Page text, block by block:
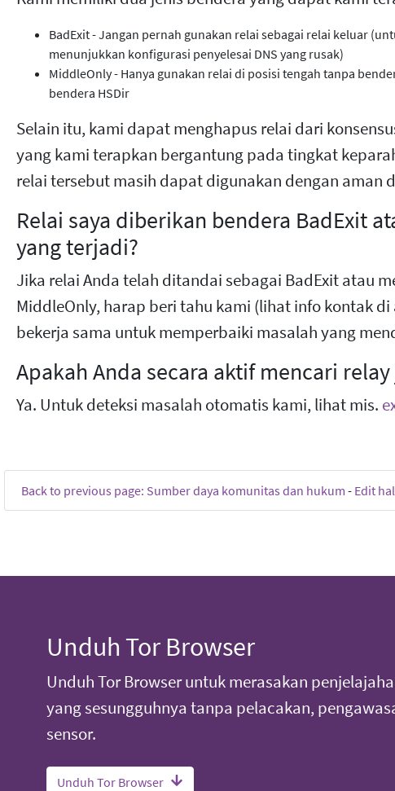
BadExit - Jangan pernah gunakan relai sebagai relai keluar
menunjukkan konfigurasi penyelesai DNS yang rusak)
MiddleOnly - Hanya gunakan relai di posisi tengah tanpa
bendera HSDir
Selain itu, kami dapat menghapus relai dari
yang kami terapkan bergantung pada tingkat
relai tersebut masih dapat digunakan dengan aman
Relai saya diberikan bendera BadExit
yang terjadi?
Jika relai Anda telah ditandai sebagai BadExit atau
MiddleOnly, harap beri tahu kami (lihat info kontak
bekerja sama untuk memperbaiki masalah yang
Apakah Anda secara aktif mencari relay
Ya. Untuk deteksi masalah otomatis kami, lihat mis.
Back to previous page: Sumber daya komunitas dan hukum - Edit
Unduh Tor Browser
Unduh Tor Browser untuk merasakan
yang sesungguhnya tanpa pelacakan,
sensor.
Unduh Tor Browser